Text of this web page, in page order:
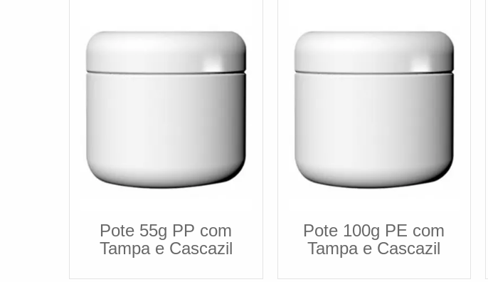
Pote 55g PP com
Tampa e Cascazil
Pote 100g PE com
Tampa e Cascazil